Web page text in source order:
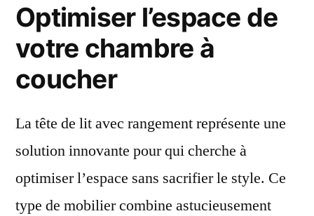
Optimiser l’espace de
votre chambre à
coucher
La tête de lit avec rangement représente une
solution innovante pour qui cherche à
optimiser l’espace sans sacrifier le style. Ce
type de mobilier combine astucieusement